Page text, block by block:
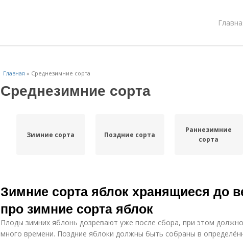
Главная » Среднезимние сорта
Среднезимние сорта
Зимние сорта Поздние сорта
Раннезимние
сорта
Зимние сорта яблок хранящиеся до
про зимние сорта яблок
Плоды зимних яблонь дозревают уже после сбора, при этом
много времени. Поздние яблоки должны быть собраны в